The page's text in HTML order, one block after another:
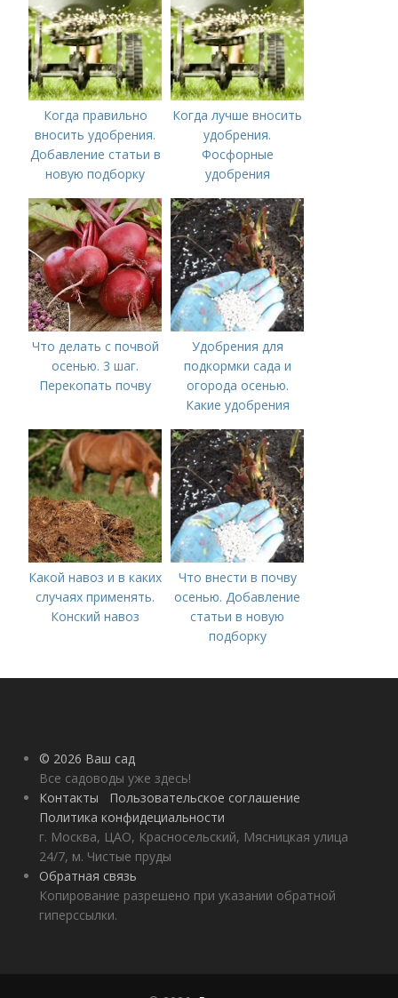
Когда правильно
вносить удобрения.
Добавление статьи в
новую подборку
Когда лучше вносить
удобрения.
Фосфорные
удобрения
Что делать с почвой
осенью. 3 шаг.
Перекопать почву
Удобрения для
подкормки сада и
огорода осенью.
Какие удобрения
правильно это
делать?
Какой навоз и в каких
случаях применять.
Конский навоз
Что внести в почву
осенью. Добавление
статьи в новую
подборку
© 2026 Ваш сад
Все садоводы уже здесь!
Контакты
Пользовательское соглашение
Политика конфидециальности
г. Москва, ЦАО, Красносельский, Мясницкая улица
24/7, м. Чистые пруды
Обратная связь
Копирование разрешено при указании обратной
гиперссылки.